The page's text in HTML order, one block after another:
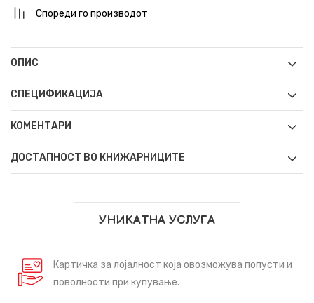
Спореди го производот
ОПИС
СПЕЦИФИКАЦИЈА
КОМЕНТАРИ
ДОСТАПНОСТ ВО КНИЖАРНИЦИТЕ
УНИКАТНА УСЛУГА
Картичка за лојалност која овозможува попусти и
поволности при купување.